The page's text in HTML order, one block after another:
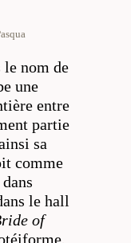
le nom de
une
entre
partie
sa
comme
le hall
of